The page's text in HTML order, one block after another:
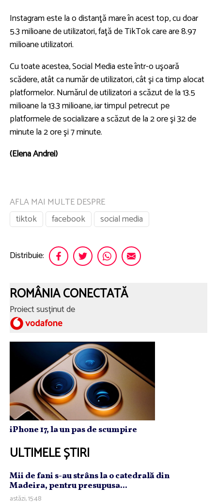
Instagram este la o distanţă mare în acest top, cu doar
5.3 milioane de utilizatori, faţă de TikTok care are 8.97
milioane utilizatori.
Cu toate acestea, Social Media este într-o uşoară
scădere, atât ca număr de utilizatori, cât şi ca timp alocat
platformelor. Numărul de utilizatori a scăzut de la 13.5
milioane la 13.3 milioane, iar timpul petrecut pe
platformele de socializare a scăzut de la 2 ore şi 32 de
minute la 2 ore şi 7 minute.
(Elena Andrei)
AFLA MAI MULTE DESPRE
tiktok
facebook social media
Distribuie:
ROMÂNIA CONECTATĂ
Proiect susținut de
iPhone 17, la un pas de scumpire
ULTIMELE ȘTIRI
Mii de fani s-au strâns la o catedrală din
Madeira, pentru presupusa...
astăzi, 15:48